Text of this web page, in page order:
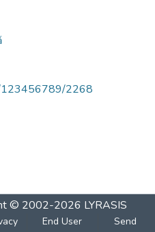
123456789/2268
© 2002-2026 LYRASIS
End User
Send